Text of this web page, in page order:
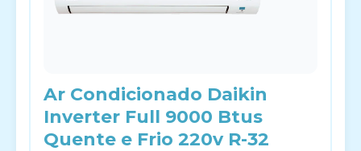
Ar Condicionado Daikin
Inverter Full 9000 Btus
Quente e Frio 220v R-32